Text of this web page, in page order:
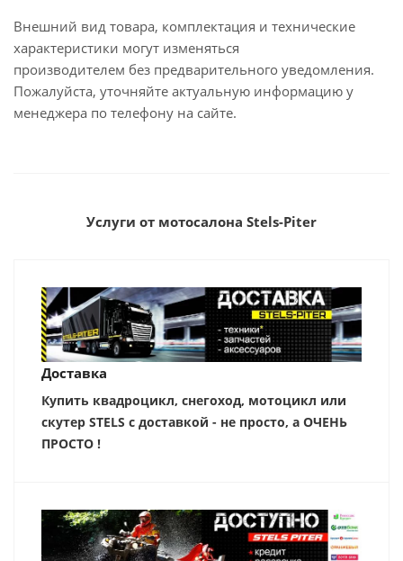
Внешний вид товара, комплектация и технические
характеристики могут изменяться
производителем без предварительного уведомления.
Пожалуйста, уточняйте актуальную информацию у
менеджера по телефону на сайте.
Услуги от мотосалона Stels-Piter
Доставка
Купить квадроцикл, снегоход, мотоцикл или
скутер STELS с доставкой - не просто, а ОЧЕНЬ
ПРОСТО !